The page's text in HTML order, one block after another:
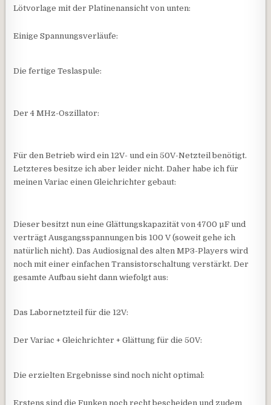
Lötvorlage mit der Platinenansicht von unten:
Einige Spannungsverläufe:
Die fertige Teslaspule:
Der 4 MHz-Oszillator:
Für den Betrieb wird ein 12V- und ein 50V-Netzteil benötigt.
Letzteres besitze ich aber leider nicht. Daher habe ich für
meinen Variac einen Gleichrichter gebaut:
Dieser besitzt nun eine Glättungskapazität von 4700 µF und
verträgt Ausgangsspannungen bis 100 V (soweit gehe ich
natürlich nicht). Das Audiosignal des alten MP3-Players wird
noch mit einer einfachen Transistorschaltung verstärkt. Der
gesamte Aufbau sieht dann wiefolgt aus:
Das Labornetzteil für die 12V:
Der Variac + Gleichrichter + Glättung für die 50V:
Die erzielten Ergebnisse sind noch nicht optimal:
Erstens sind die Funken noch recht bescheiden und zudem